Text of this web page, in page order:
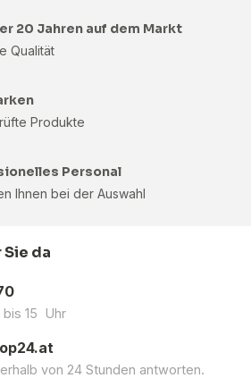
20 Jahren auf dem Markt
Qualität
Produkte
Personal
Ihnen bei der Auswahl
da
bis 15 Uhr
von 24 Stunden antworten.